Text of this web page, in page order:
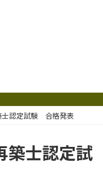
認定試験 合格発表
士認定試